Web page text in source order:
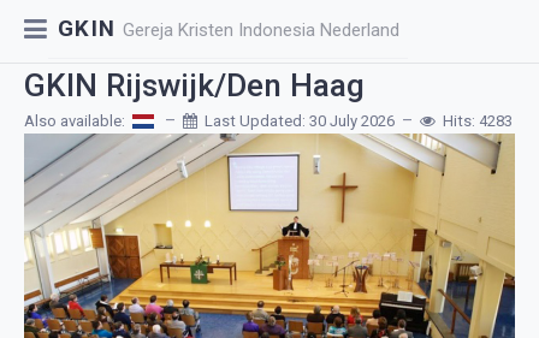
GKIN Gereja Kristen Indonesia Nederland
GKIN Rijswijk/Den Haag
Also available: Last Updated: 30 July 2026 Hits: 4283